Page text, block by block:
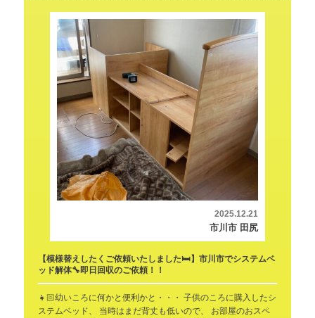
2025.12.21
市川市 田尻
【模様替えしたくご依頼いたしました🛏️】市川市でシステムベ
ッド解体🔧即日回収のご依頼！！
👧🏻幼いころに何かと便利かと・・・ 子供のころに購入したシ
ステムベッド、 当時はまだ背丈も低いので、 お部屋のおスペ